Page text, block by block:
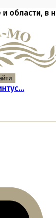
области, в